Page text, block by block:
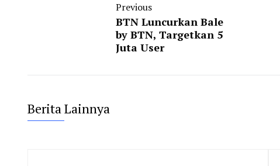
Previous
BTN Luncurkan Bale
by BTN, Targetkan 5
Juta User
Berita Lainnya